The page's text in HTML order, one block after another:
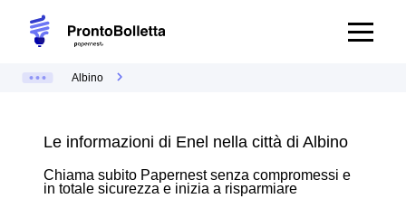
Albino
Le informazioni di Enel nella città di Albino
Chiama subito Papernest senza compromessi e
in totale sicurezza e inizia a risparmiare